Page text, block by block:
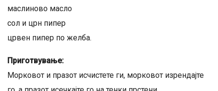
маслиново масло
сол и црн пипер
црвен пипер по желба.
Приготвување:
Морковот и празот исчистете ги, морковот изрендајте